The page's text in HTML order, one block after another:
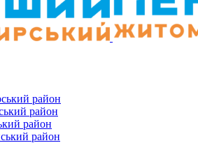
район
район
район
район